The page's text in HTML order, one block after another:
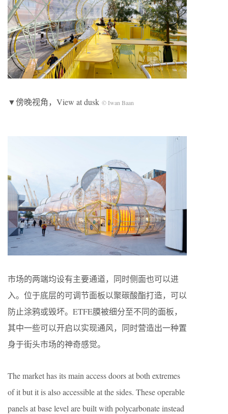
▼傍晚视角，View at dusk © Iwan Baan
市场的两端均设有主要通道，同时侧面也可以进
入。位于底层的可调节面板以聚碳酸酯打造，可以
防止涂鸦或毁坏。ETFE膜被细分至不同的面板，
其中一些可以开启以实现通风，同时营造出一种置
身于街头市场的神奇感觉。
The market has its main access doors at both extremes
of it but it is also accessible at the sides. These operable
panels at base level are built with polycarbonate instead